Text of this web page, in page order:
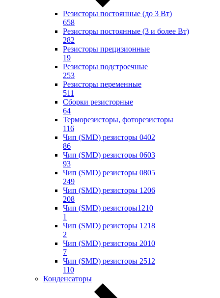
Резисторы постоянные (до 3 Вт)
658
Резисторы постоянные (3 и более Вт)
282
Резисторы прецизионные
19
Резисторы подстроечные
253
Резисторы переменные
511
Сборки резисторные
64
Терморезисторы, фоторезисторы
116
Чип (SMD) резисторы 0402
86
Чип (SMD) резисторы 0603
93
Чип (SMD) резисторы 0805
249
Чип (SMD) резисторы 1206
208
Чип (SMD) резисторы1210
1
Чип (SMD) резисторы 1218
2
Чип (SMD) резисторы 2010
7
Чип (SMD) резисторы 2512
110
Конденсаторы